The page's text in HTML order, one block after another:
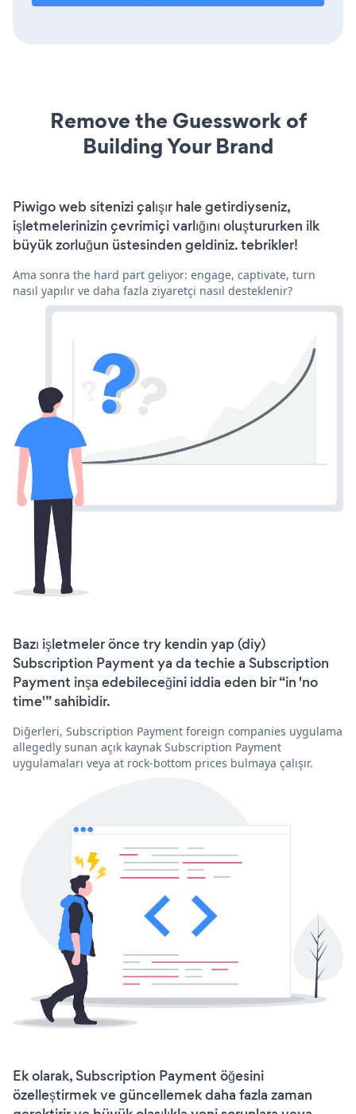
Remove the Guesswork of
Building Your Brand
Piwigo web sitenizi çalışır hale getirdiyseniz,
işletmelerinizin çevrimiçi varlığını oluştururken ilk
büyük zorluğun üstesinden geldiniz. tebrikler!
Ama sonra the hard part geliyor: engage, captivate, turn
nasıl yapılır ve daha fazla ziyaretçi nasıl desteklenir?
Bazı işletmeler önce try kendin yap (diy)
Subscription Payment ya da techie a Subscription
Payment inşa edebileceğini iddia eden bir “in 'no
time'” sahibidir.
Diğerleri, Subscription Payment foreign companies uygulama
allegedly sunan açık kaynak Subscription Payment
uygulamaları veya at rock-bottom prices bulmaya çalışır.
Ek olarak, Subscription Payment öğesini
özelleştirmek ve güncellemek daha fazla zaman